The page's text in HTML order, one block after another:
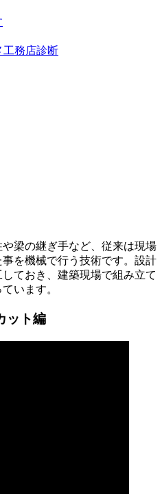
工務店診断
梁の継ぎ手など、従来は現場
を機械で行う技術です。設計
ておき、建築現場で組み立て
います。
ット編